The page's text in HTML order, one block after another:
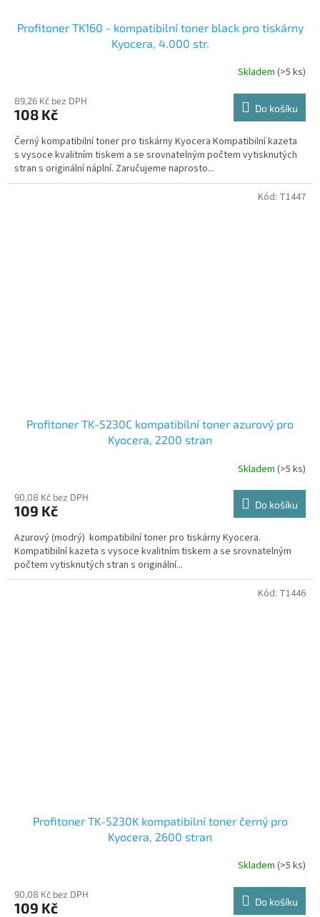
Profitoner TK160 - kompatibilní toner black pro tiskárny
Kyocera, 4.000 str.
Skladem (>5 ks)
89,26 Kč bez DPH
108 Kč Do košíku
Černý kompatibilní toner pro tiskárny Kyocera Kompatibilní kazeta
s vysoce kvalitním tiskem a se srovnatelným počtem vytisknutých
stran s originální náplní. Zaručujeme naprosto...
Profitoner TK-5230C kompatibilní toner azurový pro
Kyocera, 2200 stran
Skladem (>5 ks)
90,08 Kč bez DPH
109 Kč Do košíku
Azurový (modrý) kompatibilní toner pro tiskárny Kyocera.
Kompatibilní kazeta s vysoce kvalitním tiskem a se srovnatelným
počtem vytisknutých stran s originální...
Kód: T1447
Profitoner TK-5230K kompatibilní toner černý pro
Kyocera, 2600 stran
Skladem (>5 ks)
90,08 Kč bez DPH
109 Kč Do košíku
Kód: T1446